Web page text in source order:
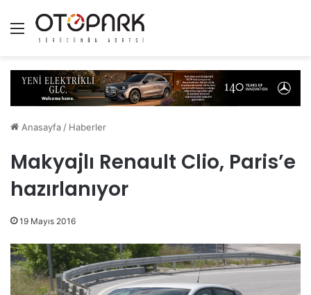
Menü
Anasayfa / Haberler
Makyajlı Renault Clio, Paris’e
hazırlanıyor
19 Mayıs 2016